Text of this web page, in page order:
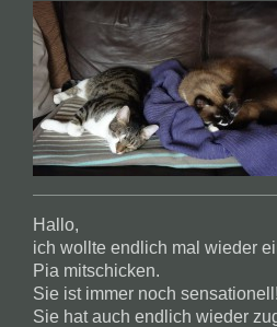
Hallo,
ich wollte endlich mal wieder
Pia mitschicken.
Sie ist immer noch sensationell!
Sie hat auch endlich wieder